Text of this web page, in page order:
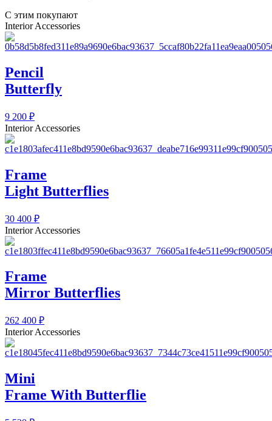
С этим покупают
Interior Accessories
Pencil
Butterfly
9 200 ₽
Interior Accessories
Frame
Light Butterflies
30 400 ₽
Interior Accessories
Frame
Mirror Butterflies
262 400 ₽
Interior Accessories
Mini
Frame With Butterflie